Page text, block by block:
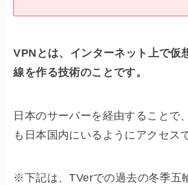
VPNとは、インターネット上で仮
線を作る技術のことです。
日本のサーバーを経由することで
も日本国内にいるようにアクセス
※下記は、TVerでの過去の冬季五